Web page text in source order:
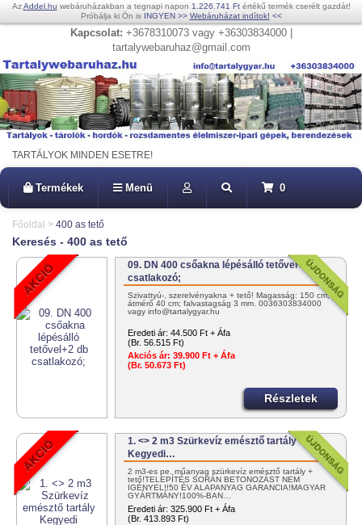
AzAddel.hu webáruházakban a tegnapi napon 1.226.741 Ftértékű termék cserélt gazdát!
Próbálja ki Ön is INGYEN >> Webáruházat indítok! <<
Kapcsolat: +3678310073 vagy +36303834000 |
tartalywebaruhaz@gmail.com
TARTÁLYOK MINDEN ESETRE!
Termékek Menü 0
Főoldal > 400 as tető
Keresés - 400 as tető
09. DN 400 csőakna lépésálló tetővel+2 db
csatlakozó;
Szivattyú-, szerelvényakna + tető! Magasság: 150 cm;
átmérő 40 cm; falvastagság 3 mm. 0036303834000
vagy info@tartalygyar.hu
Eredeti ár: 44.500 Ft + Áfa
(Br. 56.515 Ft)
Akciós ár: 39.900 Ft + Áfa
(Br. 50.673 Ft)
Részletek
1. <> 2 m3 Szürkevíz emésztő tartály
Kegyedi…
2 m3-es pe. műanyag szürkevíz emésztő tartály +
tető!TELEPÍTÉS SORÁN BETONOZÁST NEM
IGÉNYEL!!50 ÉV ALAPANYAG GARANCIA!MAGYAR
GYÁRTMÁNY!100%-BAN…
Eredeti ár: 325.900 Ft + Áfa
(Br. 413.893 Ft)